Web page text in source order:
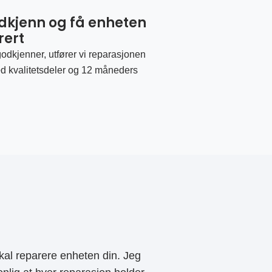
og få enheten
utfører vi reparasjonen
kvalitetsdeler og 12 måneders
reparere enheten din. Jeg